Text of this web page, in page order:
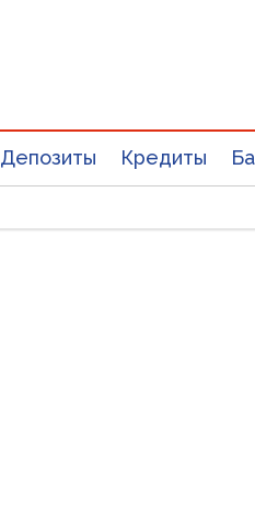
Депозиты Кредиты